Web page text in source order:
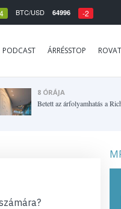
BTC/USD 64996 -2
PODCAST ÁRRÉSSTOP
8 ÓRÁJA
Betett az árfolyamhatás a